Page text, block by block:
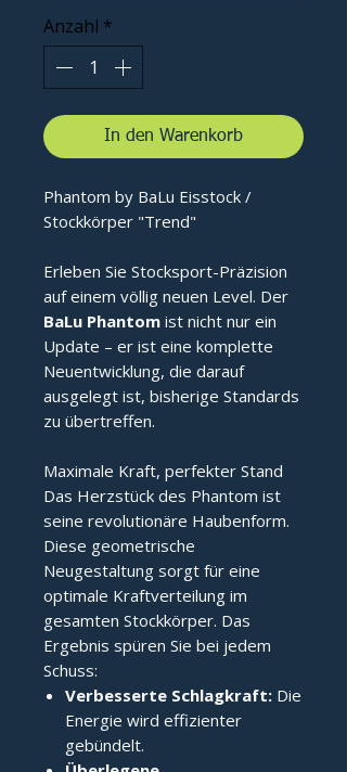
Anzahl *
In den Warenkorb
Phantom by BaLu Eisstock /
Stockkörper "Trend"
Erleben Sie Stocksport-Präzision
auf einem völlig neuen Level. Der
BaLu Phantom ist nicht nur ein
Update – er ist eine komplette
Neuentwicklung, die darauf
ausgelegt ist, bisherige Standards
zu übertreffen.
Maximale Kraft, perfekter Stand
Das Herzstück des Phantom ist
seine revolutionäre Haubenform.
Diese geometrische
Neugestaltung sorgt für eine
optimale Kraftverteilung im
gesamten Stockkörper. Das
Ergebnis spüren Sie bei jedem
Schuss:
Verbesserte Schlagkraft: Die
Energie wird effizienter
gebündelt.